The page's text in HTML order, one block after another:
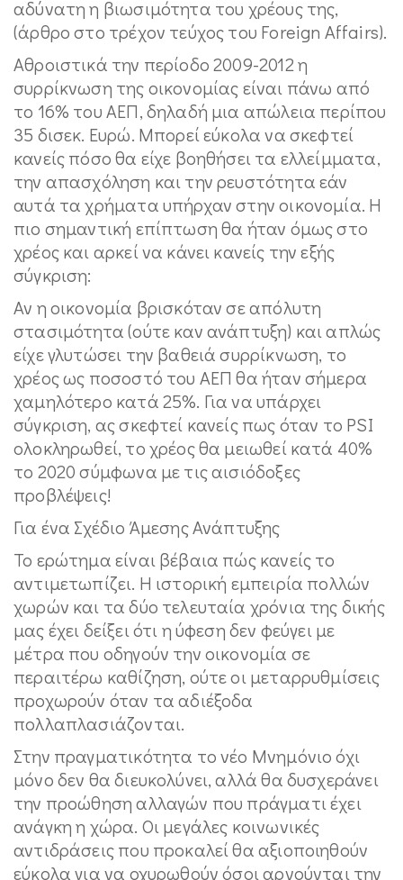
αδύνατη η βιωσιμότητα του χρέους της,
(άρθρο στο τρέχον τεύχος του Foreign Affairs).
Αθροιστικά την περίοδο 2009-2012 η
συρρίκνωση της οικονομίας είναι πάνω από
το 16% του ΑΕΠ, δηλαδή μια απώλεια περίπου
35 δισεκ. Ευρώ. Μπορεί εύκολα να σκεφτεί
κανείς πόσο θα είχε βοηθήσει τα ελλείμματα,
την απασχόληση και την ρευστότητα εάν
αυτά τα χρήματα υπήρχαν στην οικονομία. Η
πιο σημαντική επίπτωση θα ήταν όμως στο
χρέος και αρκεί να κάνει κανείς την εξής
σύγκριση:
Αν η οικονομία βρισκόταν σε απόλυτη
στασιμότητα (ούτε καν ανάπτυξη) και απλώς
είχε γλυτώσει την βαθειά συρρίκνωση, το
χρέος ως ποσοστό του ΑΕΠ θα ήταν σήμερα
χαμηλότερο κατά 25%. Για να υπάρχει
σύγκριση, ας σκεφτεί κανείς πως όταν το PSI
ολοκληρωθεί, το χρέος θα μειωθεί κατά 40%
το 2020 σύμφωνα με τις αισιόδοξες
προβλέψεις!
Για ένα Σχέδιο Άμεσης Ανάπτυξης
Το ερώτημα είναι βέβαια πώς κανείς το
αντιμετωπίζει. Η ιστορική εμπειρία πολλών
χωρών και τα δύο τελευταία χρόνια της δικής
μας έχει δείξει ότι η ύφεση δεν φεύγει με
μέτρα που οδηγούν την οικονομία σε
περαιτέρω καθίζηση, ούτε οι μεταρρυθμίσεις
προχωρούν όταν τα αδιέξοδα
πολλαπλασιάζονται.
Στην πραγματικότητα το νέο Μνημόνιο όχι
μόνο δεν θα διευκολύνει, αλλά θα δυσχεράνει
την προώθηση αλλαγών που πράγματι έχει
ανάγκη η χώρα. Οι μεγάλες κοινωνικές
αντιδράσεις που προκαλεί θα αξιοποιηθούν
εύκολα για να οχυρωθούν όσοι αρνούνται την